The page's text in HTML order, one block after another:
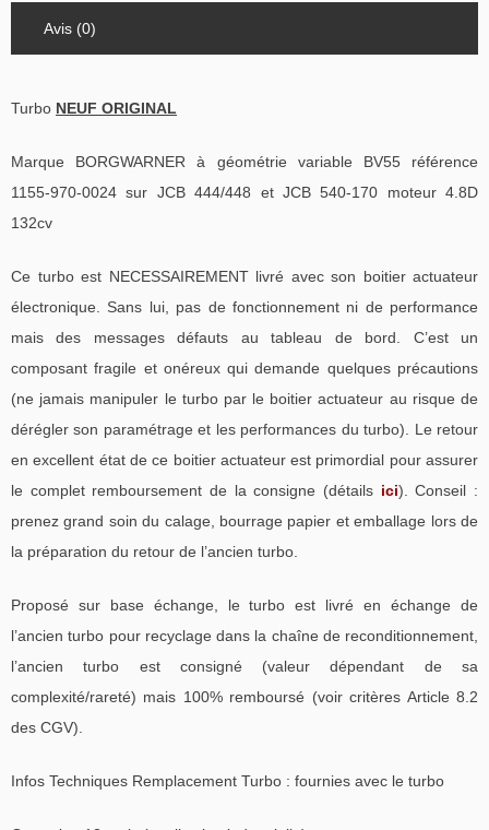
Avis (0)
Turbo NEUF ORIGINAL
Marque BORGWARNER à géométrie variable BV55 référence
1155-970-0024 sur JCB 444/448 et JCB 540-170 moteur 4.8D
132cv
Ce turbo est NECESSAIREMENT livré avec son boitier actuateur
électronique. Sans lui, pas de fonctionnement ni de performance
mais des messages défauts au tableau de bord. C’est un
composant fragile et onéreux qui demande quelques précautions
(ne jamais manipuler le turbo par le boitier actuateur au risque de
dérégler son paramétrage et les performances du turbo). Le retour
en excellent état de ce boitier actuateur est primordial pour assurer
le complet remboursement de la consigne (détails ici). Conseil :
prenez grand soin du calage, bourrage papier et emballage lors de
la préparation du retour de l’ancien turbo.
Proposé sur base échange, le turbo est livré en échange de
l’ancien turbo pour recyclage dans la chaîne de reconditionnement,
l’ancien turbo est consigné (valeur dépendant de sa
complexité/rareté) mais 100% remboursé (voir critères Article 8.2
des CGV).
Infos Techniques Remplacement Turbo : fournies avec le turbo